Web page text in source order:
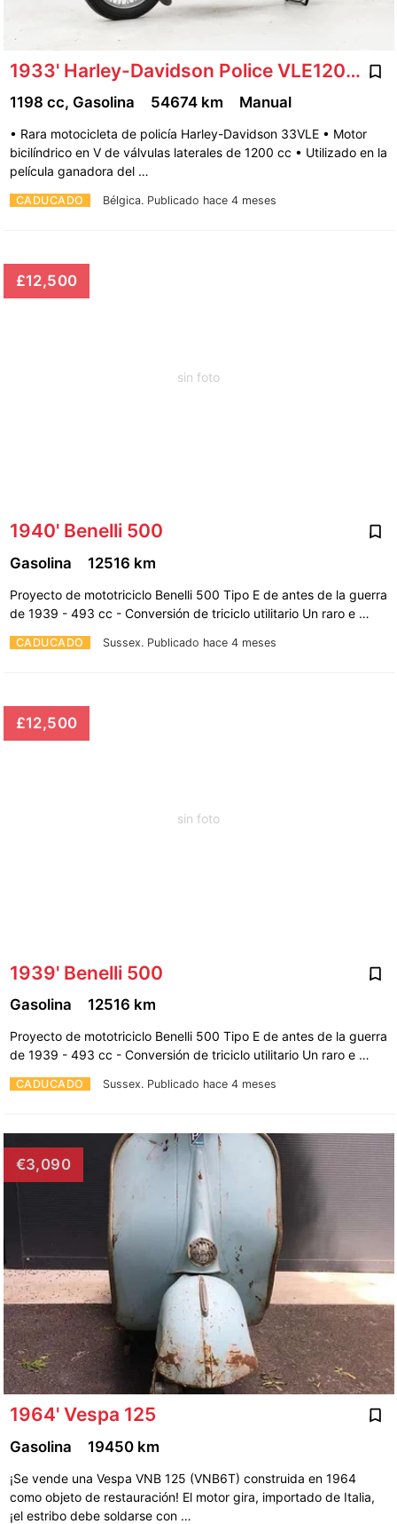
1933' Harley-Davidson Police VLE1200 '33 CHe3325
CADUCADO Bélgica. Publicado hace 4 meses
1198 cc, Gasolina 54674 km Manual
• Rara motocicleta de policía Harley-Davidson 33VLE • Motor
bicilíndrico en V de válvulas laterales de 1200 cc • Utilizado en la
película ganadora del …
sin foto
£12,500
1940' Benelli 500
CADUCADO Sussex. Publicado hace 4 meses
Gasolina 12516 km
Proyecto de mototriciclo Benelli 500 Tipo E de antes de la guerra
de 1939 - 493 cc - Conversión de triciclo utilitario Un raro e …
sin foto
£12,500
1939' Benelli 500
CADUCADO Sussex. Publicado hace 4 meses
Gasolina 12516 km
Proyecto de mototriciclo Benelli 500 Tipo E de antes de la guerra
de 1939 - 493 cc - Conversión de triciclo utilitario Un raro e …
€3,090
1964' Vespa 125
Gasolina 19450 km
¡Se vende una Vespa VNB 125 (VNB6T) construida en 1964
como objeto de restauración! El motor gira, importado de Italia,
¡el estribo debe soldarse con …